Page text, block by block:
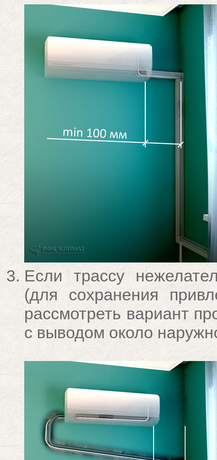
Если трассу
(для сохранения
рассмотреть вариант
с выводом около